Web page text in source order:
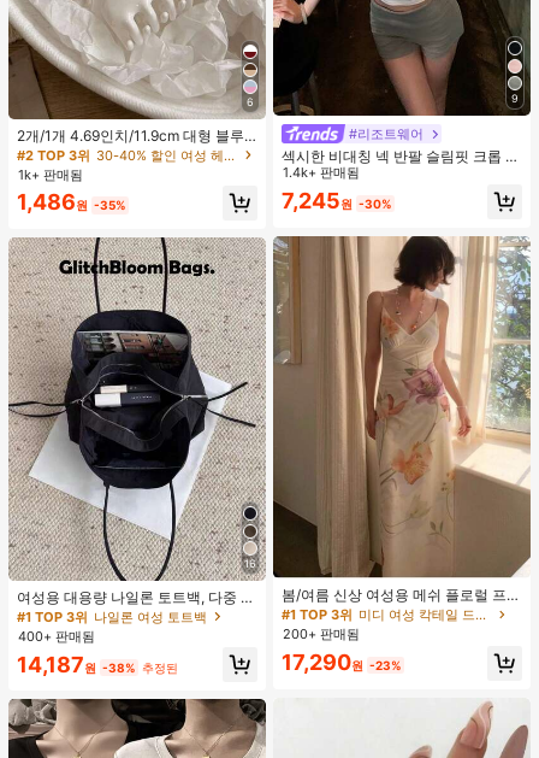
6
2개/1개 4.69인치/11.9cm 대형 블루
& 화이트 1피스 플라스틱 헤어 클로
클립, 데일리 웨어, 캐주얼, 파티, 출퇴
근, 휴가, 헤어스타일링, 메이크업, 의
상 매칭 비치 헤어 클립 바캉스 헤어
하며 우아하고 미니멀한 단색 헤어 액
세서리
#2 TOP 3위
30-40% 할인 여성 헤어 액세서리
1k+ 판매됨
1,486원 -35%
16
여성용 대용량 나일론 토트백, 다중 지
퍼 포켓, 방수 숄더 핸드백, 사무실 노
트북, 일상 출퇴근, 쇼핑에 적합
#1 TOP 3위 나일론 여성 토트백
400+ 판매됨
14,187원 -38% 추정된
9
#리조트웨어
섹시한 비대칭 넥 반팔 슬림핏 크롭 탑
화이트 여름
1.4k+ 판매됨
7,245원 -30%
봄/여름 신상 여성용 메쉬 플로럴 프린
트 드레스, 브이넥, 휴가 스타일, 섹시
한 비치 파티 댄스 드레스, 스파게티
스트랩 웨딩 가을
#1 TOP 3위
재고 5개 남음
#1 TOP 3위
미디 여성 칵테일 드레스
재고 5개 남음
#1 TOP 3위
미디 여성 칵테일 드레스
재고 5개 남음
#1 TOP 3위
재고 5개 남음
200+ 판매됨
17,290원 -23%